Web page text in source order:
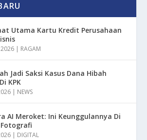
Utama Kartu Kredit Perusahaan
| RAGAM
Jadi Saksi Kasus Dana Hibah
KPK
| NEWS
AI Meroket: Ini Keunggulannya Di
| DIGITAL